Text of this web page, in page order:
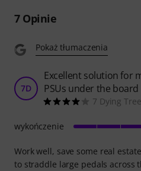
7Opinie
Pokaż tłumaczenia
7D
Excellent solution for
PSUs under the board
7 Dying
Work well, save some real
to straddle large pedals across
wykończenie